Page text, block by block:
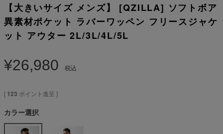
【大きいサイズ メンズ】 [QZILLA] ソフトボア
異素材ポケット ラバーワッペン フリースジャケ
ット アウター 2L/3L/4L/5L
¥26,980 税込
[ 123 ポイント進呈 ]
カラー選択